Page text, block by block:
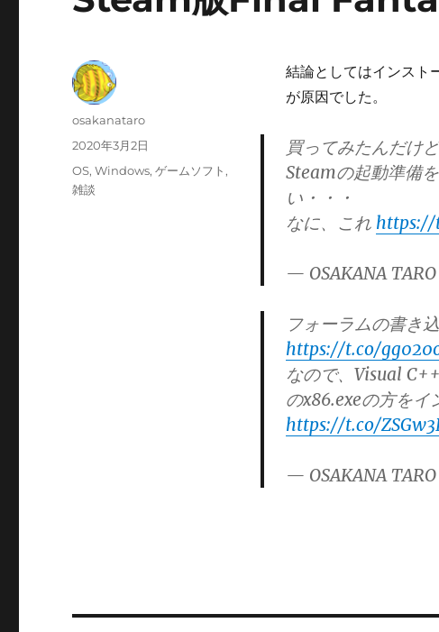
結論としてはインスト
が原因でした。
買ってみたんだけ
Steamの起動準備
い・・・
なに、これ https://
— OSAKANA
フォーラムの書き
https://t.co/
なので、Visual
のx86.exeの方をイ
https://t.co/
— OSAKANA
投
osakanataro
投
日:
2020年3月2日
カ
テ
OS,Windows,ゲームソフト ,
雑談